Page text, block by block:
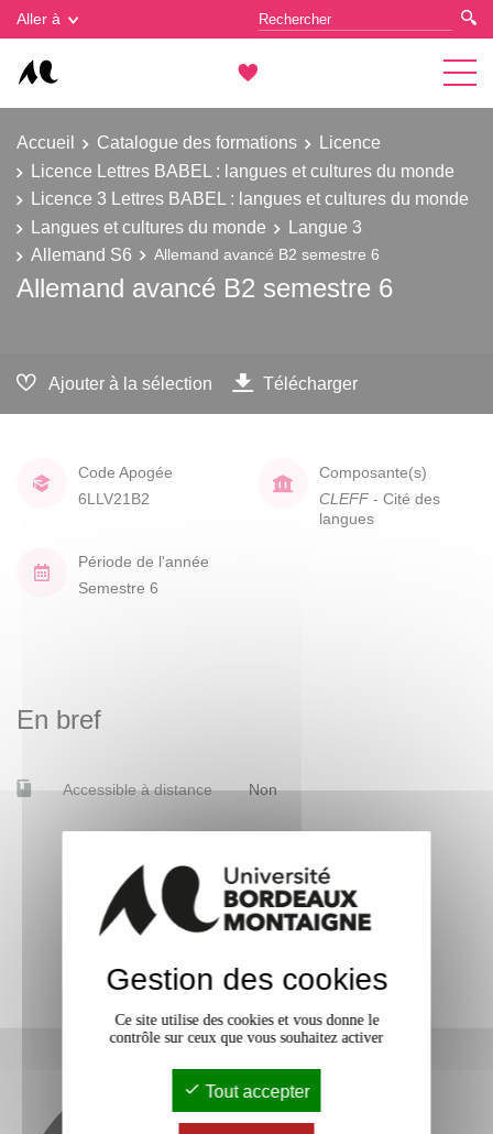
Aller à
Accueil Catalogue des formations
Licence
Licence Lettres BABEL : langues et cultures du monde
Licence 3 Lettres BABEL : langues et cultures du monde
Langues et cultures du monde
Langue 3
Allemand S6
Allemand avancé B2 semestre 6
Allemand avancé B2 semestre 6
Ajouter à la sélection Télécharger
Code Apogée
6LLV21B2
Composante(s)
CLEFF - Cité des
langues
Période de l'année
Semestre 6
En bref
Accessible à distance Non
Gestion des cookies
Gestion des cookies
Ce site utilise des cookies et vous donne le
contrôle sur ceux que vous souhaitez activer
Tout accepter